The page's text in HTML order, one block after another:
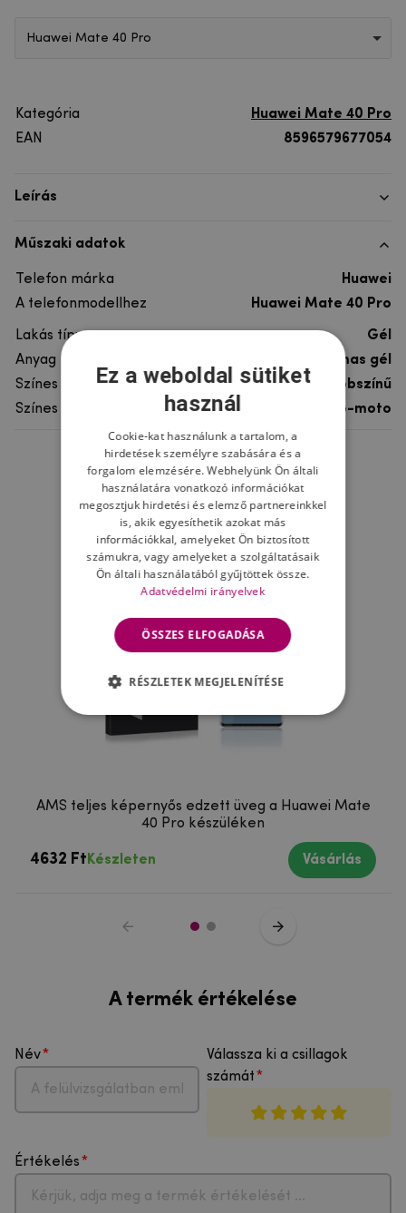
Huawei Mate 40 Pro
Kategória
Huawei Mate 40 Pro
EAN
8596579677054
Leírás
Műszaki adatok
Telefon márka
Huawei
A telefonmodellhez
Huawei Mate 40 Pro
Lakás típusa
Gél
Anyag
rugalmas gél
Színes
többszínű
Színes motívum
Auto-moto
Ne felejtsd el
AMS teljes képernyős edzett üveg a Huawei Mate
40 Pro készüléken
4632 Ft Készleten Vásárlás
A termék értékelése
Név
Válassza ki a csillagok
számát
Értékelés
Ez a weboldal sütiket
használ
Cookie-kat használunk a tartalom, a
hirdetések személyre szabására és a
forgalom elemzésére. Webhelyünk Ön általi
használatára vonatkozó információkat
megosztjuk hirdetési és elemző partnereinkkel
is, akik egyesíthetik azokat más
információkkal, amelyeket Ön biztosított
számukra, vagy amelyeket a szolgáltatásaik
Ön általi használatából gyűjtöttek össze.
Adatvédelmi irányelvek
ÖSSZES ELFOGADÁSA
RÉSZLETEK MEGJELENÍTÉSE